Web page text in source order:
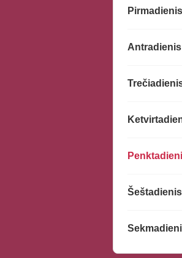
Pirmadienis
Antradienis
Šeštadienis